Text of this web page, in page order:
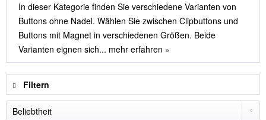
In dieser Kategorie finden Sie verschiedene Varianten von
Buttons ohne Nadel. Wählen Sie zwischen Clipbuttons und
Buttons mit Magnet in verschiedenen Größen. Beide
Varianten eignen sich... mehr erfahren »
Filtern